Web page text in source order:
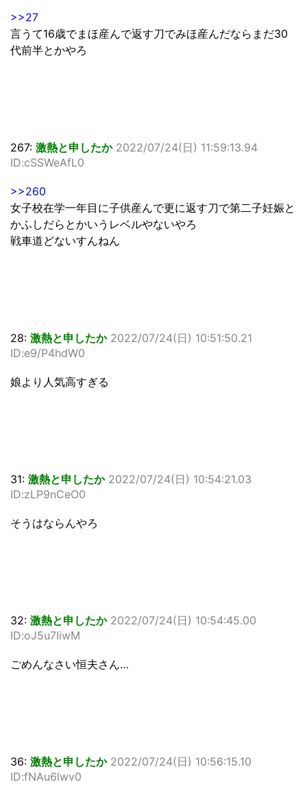
>>27
言うて16歳でまほ産んで返す刀でみほ産んだならまだ30
代前半とかやろ
267: 激熱と申したか 2022/07/24(日) 11:59:13.94
ID:cSSWeAfL0
>>260
女子校在学一年目に子供産んで更に返す刀で第二子妊娠と
かふしだらとかいうレベルやないやろ
戦車道どないすんねん
28: 激熱と申したか 2022/07/24(日) 10:51:50.21
ID:e9/P4hdW0
娘より人気高すぎる
31: 激熱と申したか 2022/07/24(日) 10:54:21.03
ID:zLP9nCeO0
そうはならんやろ
32: 激熱と申したか 2022/07/24(日) 10:54:45.00
ID:oJ5u7IiwM
ごめんなさい恒夫さん…
36: 激熱と申したか 2022/07/24(日) 10:56:15.10
ID:fNAu6lwv0